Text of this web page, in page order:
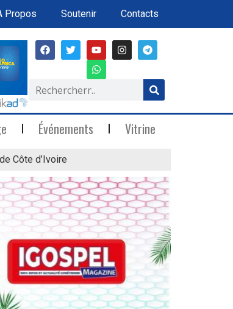
Propos Soutenir Contacts
Événements Vitrine
Côte d’Ivoire